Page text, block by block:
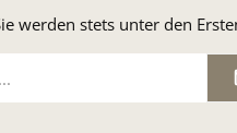
werden stets unter den